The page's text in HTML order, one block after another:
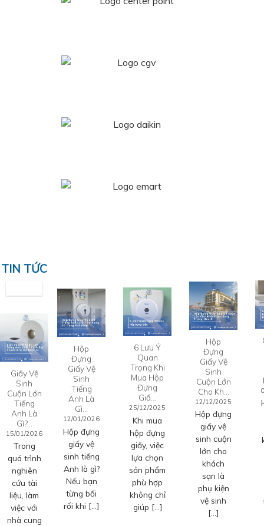
TIN TỨC
Giấy Vệ
Sinh
Cuộn Lớn
Tiếng
Anh Là
Gì?…
15/01/2026
Trong
quá trình
nghiên
cứu tài
liệu, làm
việc với
nhà cung
Hộp
Đựng
Giấy Vệ
Sinh
Tiếng
Anh Là
Gì…
12/01/2026
Hộp đựng
giấy vệ
sinh tiếng
Anh là gì?
Nếu bạn
từng bối
rối khi […]
6 Lưu Ý
Quan
Trọng Khi
Mua Hộp
Đựng
Giấ…
25/12/2025
Khi mua
hộp đựng
giấy, việc
lựa chọn
sản phẩm
phù hợp
không chỉ
giúp […]
Hộp
Đựng
Giấy Vệ
Sinh
Cuộn Lớn
Cho Kh…
12/12/2025
Hộp đựng
giấy vệ
sinh cuộn
lớn cho
khách
sạn là
phụ kiện
vệ sinh
[…]